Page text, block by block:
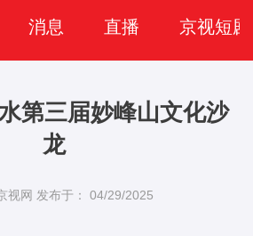
消息 直播 京视短剧
第三届妙峰山文化沙
龙
视网 发布于： 04/29/2025